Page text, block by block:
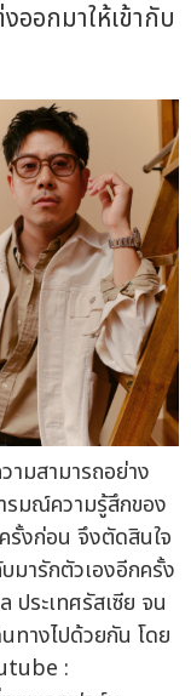
ออกมาให้เข้ากับ
ามสามารถอย่าง
รมณ์ความรู้สึกของ
รั้งก่อน จึงตัดสินใจ
มารักตัวเองอีกครั้ง
ประเทศรัสเซีย จน
ทางไปด้วยกัน โดย
: